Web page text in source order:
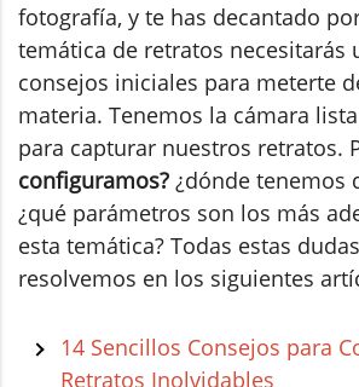
fotografía, y te has decantado
temática de retratos necesitarás
consejos iniciales para meterte
materia. Tenemos la cámara
para capturar nuestros retratos.
configuramos? ¿dónde tenemos
¿qué parámetros son los más
esta temática? Todas estas
resolvemos en los siguientes
14 Sencillos Consejos para
Retratos Inolvidables